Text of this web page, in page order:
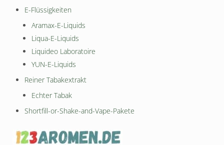
E-Flüssigkeiten
Aramax-E-Liquids
Liqua-E-Liquids
Liquideo Laboratoire
YUN-E-Liquids
Reiner Tabakextrakt
Echter Tabak
Shortfill-or-Shake-and-Vape-Pakete